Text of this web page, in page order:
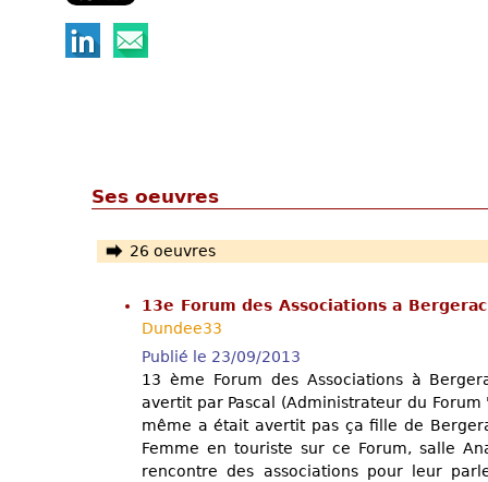
Ses oeuvres
26 oeuvres
13e Forum des Associations a
Dundee33
Publié le 23/09/2013
13 ème Forum des Associations à
avertit par Pascal (Administrateur du
même a était avertit pas ça fille de
Femme en touriste sur ce Forum, salle
rencontre des associations pour leur